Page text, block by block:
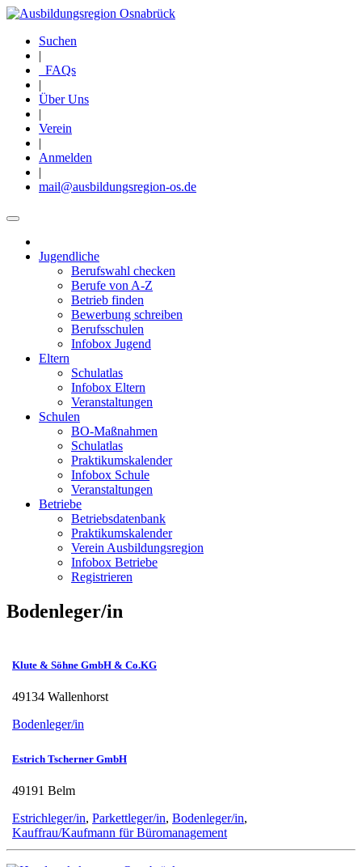
Direkt
Inhalt
Suchen
|
FAQs
|
Über Uns
|
Verein
|
Anmelden
|
mail@ausbildungsregion-os.de
Main
navigation
Jugendliche
Berufswahl checken
Berufe von A-Z
Betrieb finden
Bewerbung schreiben
Berufsschulen
Infobox Jugend
Eltern
Schulatlas
Infobox Eltern
Veranstaltungen
Schulen
BO-Maßnahmen
Schulatlas
Praktikumskalender
Infobox Schule
Veranstaltungen
Betriebe
Betriebsdatenbank
Praktikumskalender
Verein Ausbildungsregion
Infobox Betriebe
Registrieren
Bodenleger/in
Klute & Söhne GmbH & Co.KG
49134 Wallenhorst
Bodenleger/in
Estrich Tscherner GmbH
49191 Belm
Estrichleger/in, Parkettleger/in, Bodenleger/in,
Kauffrau/Kaufmann für Büromanagement